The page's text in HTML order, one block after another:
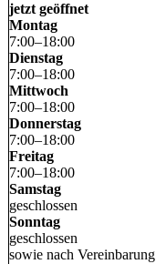
jetzt geöffnet
Montag
7:00–18:00
Dienstag
7:00–18:00
Mittwoch
7:00–18:00
Donnerstag
7:00–18:00
Freitag
7:00–18:00
Samstag
geschlossen
Sonntag
geschlossen
sowie nach Vereinbarung